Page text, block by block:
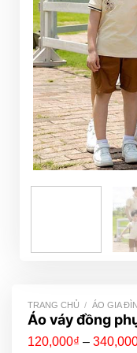
TRANG CHỦ / ÁO GIA
Áo váy đồng
120,000₫ –